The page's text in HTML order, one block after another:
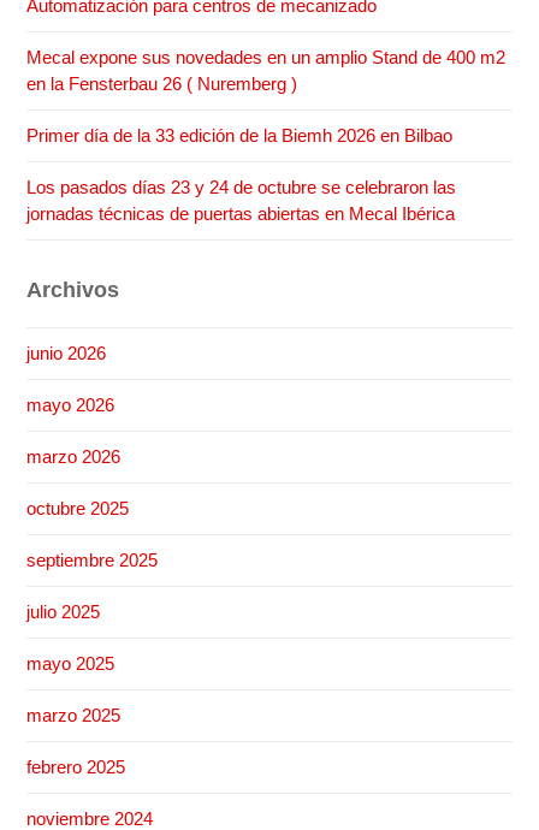
Automatización para centros de mecanizado
Mecal expone sus novedades en un amplio Stand de 400 m2
en la Fensterbau 26 ( Nuremberg )
Primer día de la 33 edición de la Biemh 2026 en Bilbao
Los pasados días 23 y 24 de octubre se celebraron las
jornadas técnicas de puertas abiertas en Mecal Ibérica
Archivos
junio 2026
mayo 2026
marzo 2026
octubre 2025
septiembre 2025
julio 2025
mayo 2025
marzo 2025
febrero 2025
noviembre 2024